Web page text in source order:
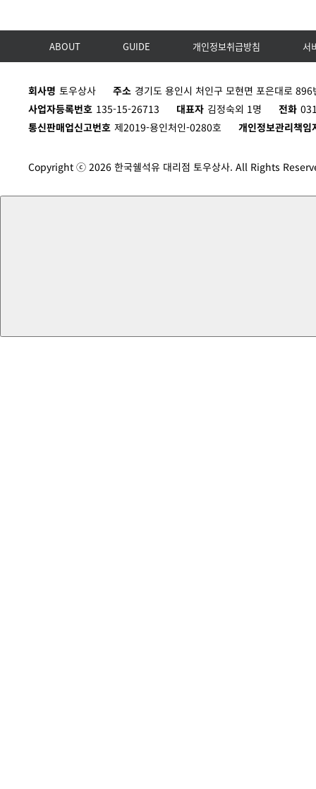
ABOUT GUIDE 개인정보취급방침 서
회사명 토우상사 주소 경기도 용인시 처인구 모현면 포은대로
사업자등록번호 135-15-26713 대표자 김정숙외 1명 전화
통신판매업신고번호 제2019-용인처인-0280호 개인정보관리책임
Copyright ⓒ 2026 한국쉘석유 대리점 토우상사. All Rights